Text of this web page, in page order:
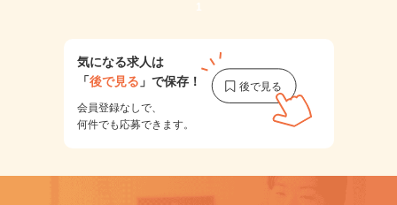
1
気になる求人は
「後で見る 」で保存！
会員登録なしで、
何件でも応募できます。